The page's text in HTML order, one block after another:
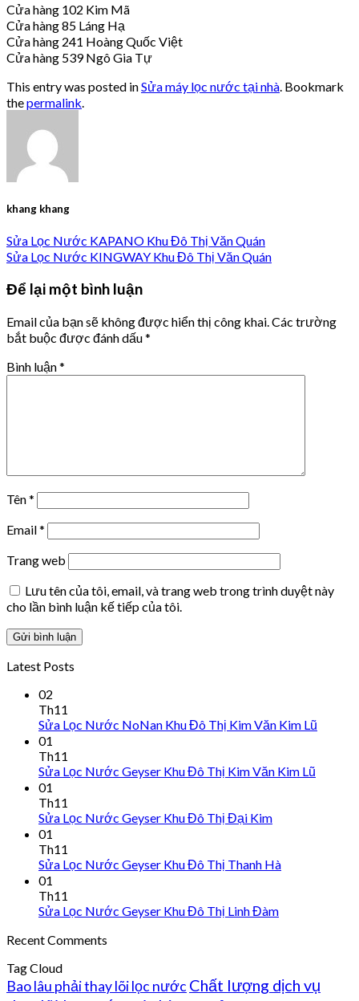
Cửa hàng 102 Kim Mã
Cửa hàng 85 Láng Hạ
Cửa hàng 241 Hoàng Quốc Việt
Cửa hàng 539 Ngô Gia Tự
This entry was posted inSửa máy lọc nước tại nhà . Bookmark
thepermalink
khang khang
Sửa Lọc Nước KAPANO Khu Đô Thị Văn Quán
Sửa Lọc Nước KINGWAY Khu Đô Thị Văn Quán
Để lại một bình luận
Email của bạn sẽ không được hiển thị công khai. Các trường
bắt buộc được đánh dấu*
Bình luận*
Tên*
Email*
Trang web
Lưu tên của tôi, email, và trang web trong trình duyệt này
cho lần bình luận kế tiếp của tôi.
Latest Posts
02
Th11
Sửa Lọc Nước NoNan Khu Đô Thị Kim Văn Kim Lũ
01
Th11
Sửa Lọc Nước Geyser Khu Đô Thị Kim Văn Kim Lũ
01
Th11
Sửa Lọc Nước Geyser Khu Đô Thị Đại Kim
01
Th11
Sửa Lọc Nước Geyser Khu Đô Thị Thanh Hà
01
Th11
Sửa Lọc Nước Geyser Khu Đô Thị Linh Đàm
Recent Comments
Tag Cloud
Bao lâu phải thay lõi lọc nước Chất lượng dịch vụ